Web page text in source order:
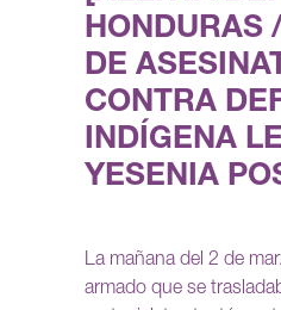
HONDURAS
DE
CONTRA
INDÍGENA
YESENIA
La mañana del 2 de
armado que se